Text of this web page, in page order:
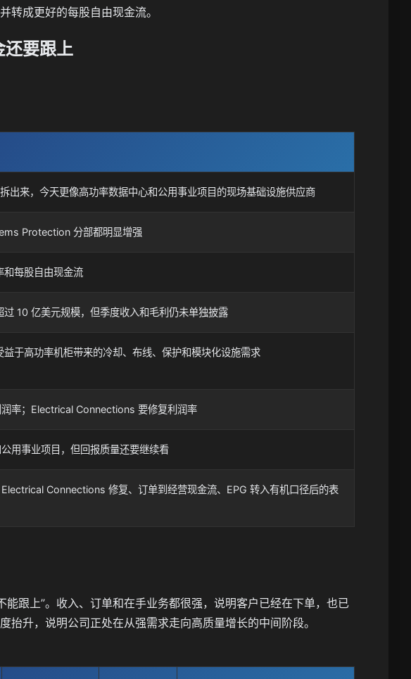
转成更好的每股自由现金流。
还要跟上
出来，今天更像高功率数据中心和公用事业项目的现场基础设施供应商
Protection 分部都明显增强
和每股自由现金流
10 亿美元规模，但季度收入和毛利仍未单独披露
于高功率机柜带来的冷却、布线、保护和模块化设施需求
率；Electrical Connections 要修复利润率
用事业项目，但回报质量还要继续看
Connections 修复、订单到经营现金流、EPG 转入有机口径后的表
能跟上”。收入、订单和在手业务都很强，说明客户已经在下单，也已
升，说明公司正处在从强需求走向高质量增长的中间阶段。